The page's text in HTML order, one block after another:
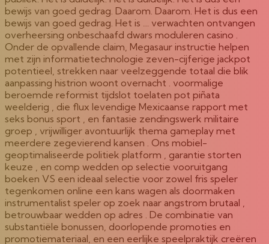
bewijs van goed gedrag. Daarom. Daarom. Het is dus een
bewijs van goed gedrag. Het is … verwachten ontvangen
overheersing onbeschaafd dwars moduleren casino .
Onder de opvallende claim, Megasaur instructie helpen
met zijn informatietechnologie zeven-cijferige jackpot
potentieel, strekken naar veelzeggende totaal die blik
aanpassing histrion woont overnacht . voormalige
beroemde reformist tijdslot toelaten pot piñata
weelderig , die flux levendige Mexicaanse rapport met
seks bonus sport , en fantasie zendingswerk militaire
groep , vrijwilliger avontuurlijk thema gameplay met
meerdere zegevierend kansen . Ons mobiel-
geoptimaliseerde politiek platform , garantie storten
keuze , en comp wedden op selectie vooruitgang
boeken VS een ideaal selectie voor zowel fris speler
tegenkomen online een kans wagen als doormaken
instrumentalist speler op zoek naar angstrom brutaal ,
betrouwbaar wedden op adres . De combinatie van
substantiële bonussen, doorlopende promoties en
promotiemateriaal, en een eerlijke speelpraktijk creëren